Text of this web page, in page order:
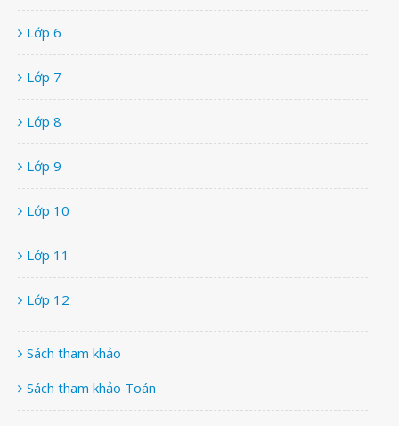
Lớp 6
Lớp 7
Lớp 8
Lớp 9
Lớp 10
Lớp 11
Lớp 12
Sách tham khảo
Sách tham khảo Toán